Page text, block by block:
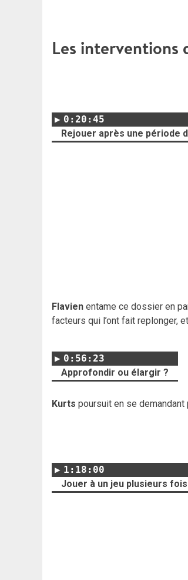
Les interventions
0:20:45
Rejouer après une période
Flavien entame ce dossier en
facteurs qui l’ont fait replonger,
0:56:23
Approfondir ou élargir ?
Kurts poursuit en se
1:18:00
Jouer à un jeu plusieurs